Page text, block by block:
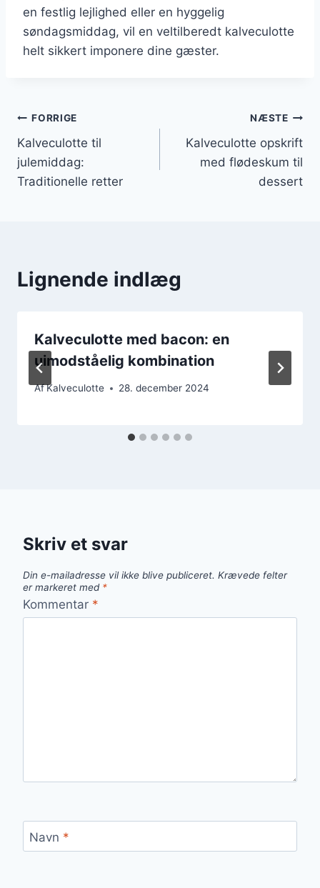
en festlig lejlighed eller en hyggelig
søndagsmiddag, vil en veltilberedt kalveculotte
helt sikkert imponere dine gæster.
Indlægsnavigation
FORRIGE
Kalveculotte til
julemiddag:
Traditionelle retter
NÆSTE
Kalveculotte opskrift
med flødeskum til
dessert
Lignende indlæg
Kalveculotte med bacon: en
uimodståelig kombination
AfKalveculotte 28. december 2024
Skriv et svar
Din e-mailadresse vil ikke blive publiceret. Krævede felter
er markeret med *
Kommentar *
Navn *